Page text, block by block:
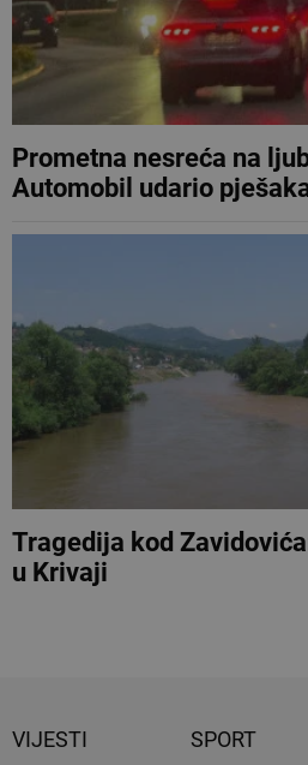
Prometna nesreća na
Automobil udario
Tragedija kod
u Krivaji
VIJESTI SPORT